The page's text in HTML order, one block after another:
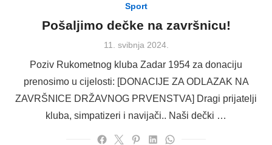
Sport
Pošaljimo dečke na završnicu!
Posted
11. svibnja 2024.
Poziv Rukometnog kluba Zadar 1954 za donaciju
prenosimo u cijelosti: [DONACIJE ZA ODLAZAK NA
ZAVRŠNICE DRŽAVNOG PRVENSTVA] Dragi prijatelji
kluba, simpatizeri i navijači.. Naši dečki …